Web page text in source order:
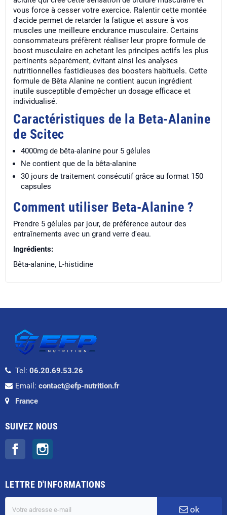
vous force à cesser votre exercice. Ralentir cette montée
d'acide permet de retarder la fatigue et assure à vos
muscles une meilleure endurance musculaire. Certains
consommateurs préfèrent réaliser leur propre formule de
boost musculaire en achetant les principes actifs les plus
pertinents séparément, évitant ainsi les analyses
nutritionnelles fastidieuses des boosters habituels. Cette
formule de Bêta Alanine ne contient aucun ingrédient
inutile susceptible d'empêcher un dosage efficace et
individualisé.
Caractéristiques de la Beta-Alanine
de Scitec
4000mg de bêta-alanine pour 5 gélules
Ne contient que de la bêta-alanine
30 jours de traitement consécutif grâce au format 150
capsules
Comment utiliser Beta-Alanine ?
Prendre 5 gélules par jour, de préférence autour des
entraînements avec un grand verre d'eau.
Ingrédients:
Bêta-alanine, L-histidine
Tel: 06.20.69.53.26
Email: contact@efp-nutrition.fr
France
SUIVEZ NOUS
Facebook
LETTRE D'INFORMATIONS
ok